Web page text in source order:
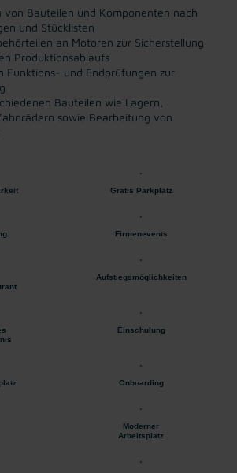
von Bauteilen und Komponenten nach
und Stücklisten
an Motoren zur Sicherstellung
Produktionsablaufs
Funktions- und Endprüfungen zur
Bauteilen wie Lagern,
sowie Bearbeitung von
Gratis Parkplatz
Firmenevents
Aufstiegsmöglichkeiten
Einschulung
Onboarding
Moderner
Arbeitsplatz